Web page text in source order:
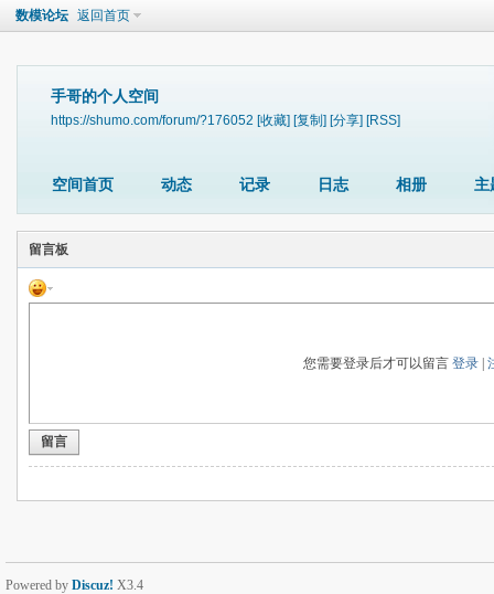
数模论坛 返回首页
手哥的个人空间
https://shumo.com/forum/?176052 [收藏] [复制] [分享] [RSS]
空间首页 动态 记录 日志 相册 主
留言板
您需要登录后才可以留言登录 |
留言
Powered by Discuz! X3.4